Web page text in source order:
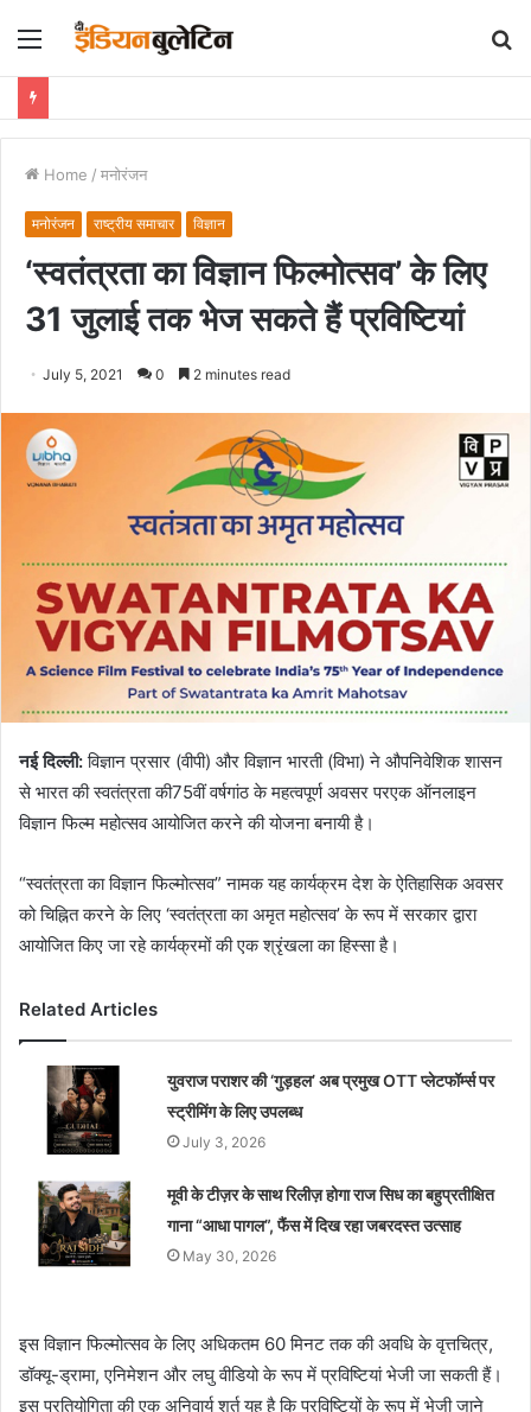
Menu
Home / मनोरंजन
मनोरंजन राष्ट्रीय समाचार विज्ञान
‘स्वतंत्रता का विज्ञान फिल्मोत्सव’ के लिए
31 जुलाई तक भेज सकते हैं प्रविष्टियां
July 5, 2021 0 2 minutes read
नई दिल्ली:विज्ञान प्रसार (वीपी) और विज्ञान भारती (विभा) ने औपनिवेशिक शासन
से भारत की स्वतंत्रता की75वीं वर्षगांठ के महत्वपूर्ण अवसर परएक ऑनलाइन
विज्ञान फिल्म महोत्सव आयोजित करने की योजना बनायी है।
“स्वतंत्रता का विज्ञान फिल्मोत्सव” नामक यह कार्यक्रम देश के ऐतिहासिक अवसर
को चिह्नित करने के लिए ‘स्वतंत्रता का अमृत महोत्सव’ के रूप में सरकार द्वारा
आयोजित किए जा रहे कार्यक्रमों की एक श्रृंखला का हिस्सा है।
Related Articles
युवराज पराशर की ‘गुड़हल’ अब प्रमुख OTT प्लेटफॉर्म्स पर
स्ट्रीमिंग के लिए उपलब्ध
July 3, 2026
मूवी के टीज़र के साथ रिलीज़ होगा राज सिध का बहुप्रतीक्षित
गाना “आधा पागल”, फैंस में दिख रहा जबरदस्त उत्साह
May 30, 2026
इस विज्ञान फिल्मोत्सव के लिए अधिकतम 60 मिनट तक की अवधि के वृत्तचित्र,
डॉक्यू-ड्रामा, एनिमेशन और लघु वीडियो के रूप में प्रविष्टियां भेजी जा सकती हैं।
इस प्रतियोगिता की एक अनिवार्य शर्त यह है कि प्रविष्टियों के रूप में भेजी जाने